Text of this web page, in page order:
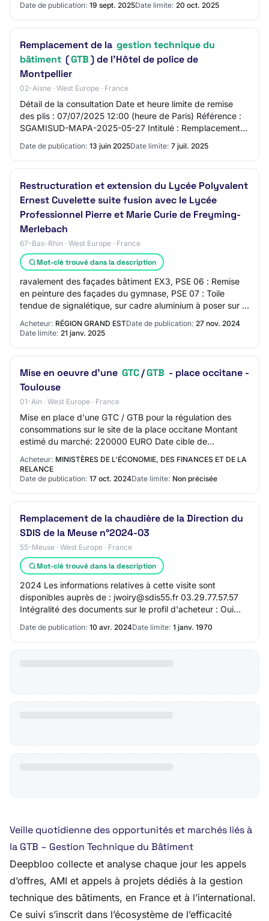
Date de publication: 19 sept. 2025Date limite: 20 oct. 2025
Remplacement de la gestion technique du
bâtiment (GTB) de l'Hôtel de police de
Montpellier
02-Aisne · West Europe · France
Détail de la consultation Date et heure limite de remise
des plis : 07/07/2025 12:00 (heure de Paris) Référence :
SGAMISUD-MAPA-2025-05-27 Intitulé : Remplacement
Date de publication: 13 juin 2025Date limite: 7 juil. 2025
Restructuration et extension du Lycée Polyvalent
Ernest Cuvelette suite fusion avec le Lycée
Professionnel Pierre et Marie Curie de Freyming-
Merlebach
67-Bas-Rhin · West Europe · France
Mot-clé trouvé dans la description
ravalement des façades bâtiment EX3, PSE 06 : Remise
en peinture des façades du gymnase, PSE 07 : Toile
tendue de signalétique, sur cadre aluminium à poser sur la
façade du gymnase, dimensions 4.70 x…
Acheteur: RÉGION GRAND ESTDate de publication: 27 nov. 2024
Date limite: 21 janv. 2025
Mise en oeuvre d'une GTC/GTB - place occitane -
Toulouse
01-Ain · West Europe · France
Mise en place d'une GTC / GTB pour la régulation des
consommations sur le site de la place occitane Montant
estimé du marché: 220000 EURO Date cible de
publication (Attention : Date en format anglais…
Acheteur: MINISTÈRES DE L'ÉCONOMIE, DES FINANCES ET DE LA
RELANCE
Date de publication: 17 oct. 2024Date limite: Non précisée
Remplacement de la chaudière de la Direction du
SDIS de la Meuse n°2024-03
55-Meuse · West Europe · France
Mot-clé trouvé dans la description
2024 Les informations relatives à cette visite sont
disponibles auprès de : jwoiry@sdis55.fr 03.29.77.57.57
Intégralité des documents sur le profil d'acheteur : Oui
Date de publication: 10 avr. 2024Date limite: 1 janv. 1970
Veille quotidienne des opportunités et marchés liés à
la GTB – Gestion Technique du Bâtiment
Deepbloo collecte et analyse chaque jour les appels
d’offres, AMI et appels à projets dédiés à la gestion
technique des bâtiments, en France et à l’international.
Ce suivi s’inscrit dans l’écosystème de l’efficacité